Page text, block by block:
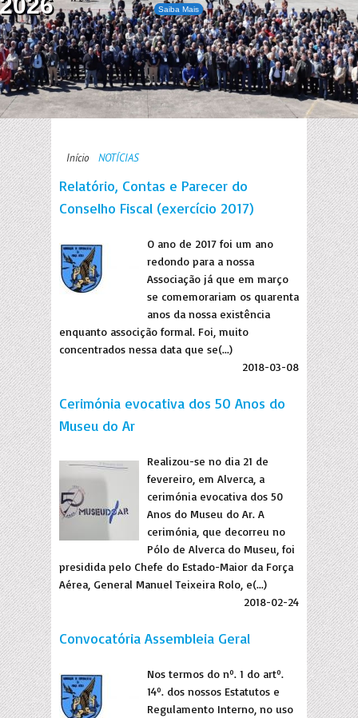
Saiba Mais
Início NOTÍCIAS
Relatório, Contas e Parecer do
Conselho Fiscal (exercício 2017)
O ano de 2017 foi um ano
redondo para a nossa
Associação já que em março
se comemorariam os quarenta
anos da nossa existência
enquanto associção formal. Foi, muito
concentrados nessa data que se(...)
2018-03-08
Cerimónia evocativa dos 50 Anos do
Museu do Ar
Realizou-se no dia 21 de
fevereiro, em Alverca, a
cerimónia evocativa dos 50
Anos do Museu do Ar. A
cerimónia, que decorreu no
Pólo de Alverca do Museu, foi
presidida pelo Chefe do Estado-Maior da Força
Aérea, General Manuel Teixeira Rolo, e(...)
2018-02-24
Convocatória Assembleia Geral
Nos termos do nº. 1 do artº.
14º. dos nossos Estatutos e
Regulamento Interno, no uso